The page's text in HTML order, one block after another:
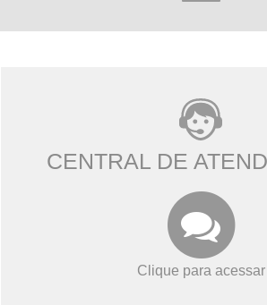
CENTRAL DE
Clique para acessar